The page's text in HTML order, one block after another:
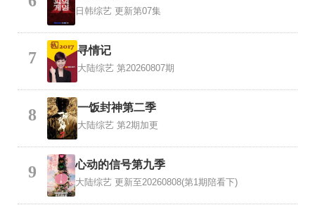
日韩综艺 更新第07集
7 寻情记
大陆综艺 第20260807期
8 一饭封神第二季
大陆综艺 第2期加更
9 心动的信号第九季
大陆综艺 更新至20260808(第1期陪看下)